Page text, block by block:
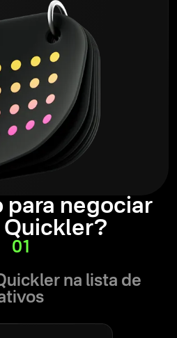
para negociar
Quickler?
01
na lista de